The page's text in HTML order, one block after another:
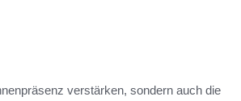
verstärken, sondern auch die